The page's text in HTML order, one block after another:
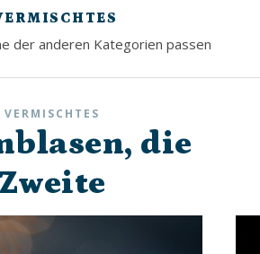
der anderen Kategorien passen
VERMISCHTES
die
Zweite